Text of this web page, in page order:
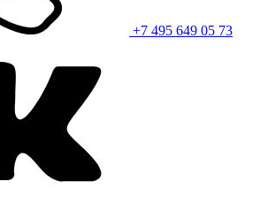
+7 495 649 05 73